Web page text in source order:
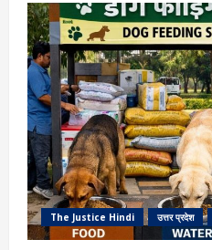
मोदी
करेंगे
नोएडा
अंतरराष्ट्रीय
हवाई
अड्डा
का
उद्घाटन,
28-
29
मार्च
को
भव्य
रैली
की
तैयारी
The Justice Hindi उत्तर प्रदेश